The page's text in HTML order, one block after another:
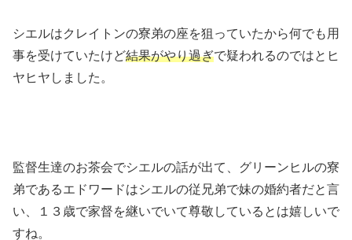
シエルはクレイトンの寮弟の座を狙っていたから何でも用
事を受けていたけど結果がやり過ぎで疑われるのではとヒ
ヤヒヤしました。
監督生達のお茶会でシエルの話が出て、グリーンヒルの寮
弟であるエドワードはシエルの従兄弟で妹の婚約者だと言
い、１３歳で家督を継いでいて尊敬しているとは嬉しいで
すね。